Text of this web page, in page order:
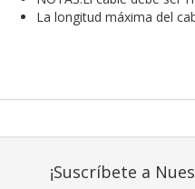
La longitud máxima del
¡Suscríbete a